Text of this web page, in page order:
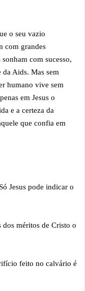
o seu vazio
com grandes
com sucesso,
da Aids. Mas sem
humano vive sem
em Jesus o
e a certeza da
que confia em
Jesus pode indicar o
méritos de Cristo o
feito no calvário é